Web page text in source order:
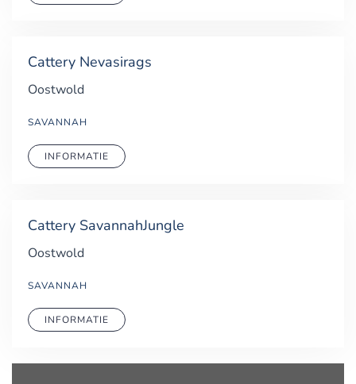
Cattery Nevasirags
Oostwold
SAVANNAH
INFORMATIE
Cattery SavannahJungle
Oostwold
SAVANNAH
INFORMATIE